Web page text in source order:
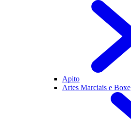
Apito
Artes Marciais e Boxe